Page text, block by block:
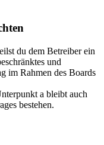
du dem Betreiber ein
und
im Rahmen des Boards
a bleibt auch
bestehen.